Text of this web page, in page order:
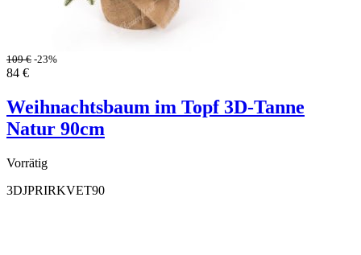
109€ -23%
84 €
Weihnachtsbaum im Topf 3D-Tanne
Natur 90cm
Vorrätig
3DJPRIRKVET90